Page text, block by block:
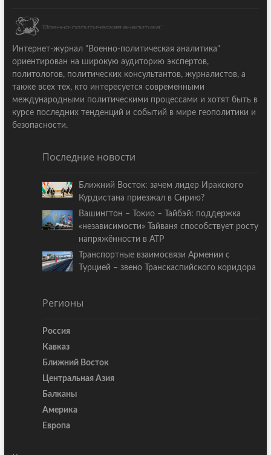
Интернет-журнал "Военно-политическая аналитика"
ориентирован на широкую аудиторию экспертов,
политологов, политических консультантов, журналистов, а
также всех тех, кто интересуется современными
международными политическими процессами и хотят быть в
курсе последних тенденций и событий в мире геополитики и
безопасности.
Последние новости
Ближний Восток: зачем лидер Иракского
Курдистана приезжал в Сирию?
Вашингтон – Токио – Тайбэй: поддержка
«независимости» Тайваня способствует росту
напряжённости в АТР
Транспортные взаимосвязи Армении с
Турцией – звено Транскаспийского коридора
Регионы
Россия
Кавказ
Ближний Восток
Центральная Азия
Балканы
Америка
Европа